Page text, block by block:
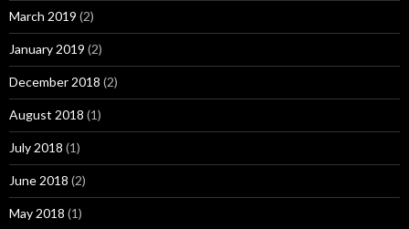
March 2019 (2)
January 2019 (2)
December 2018 (2)
August 2018 (1)
July 2018 (1)
June 2018 (2)
May 2018 (1)